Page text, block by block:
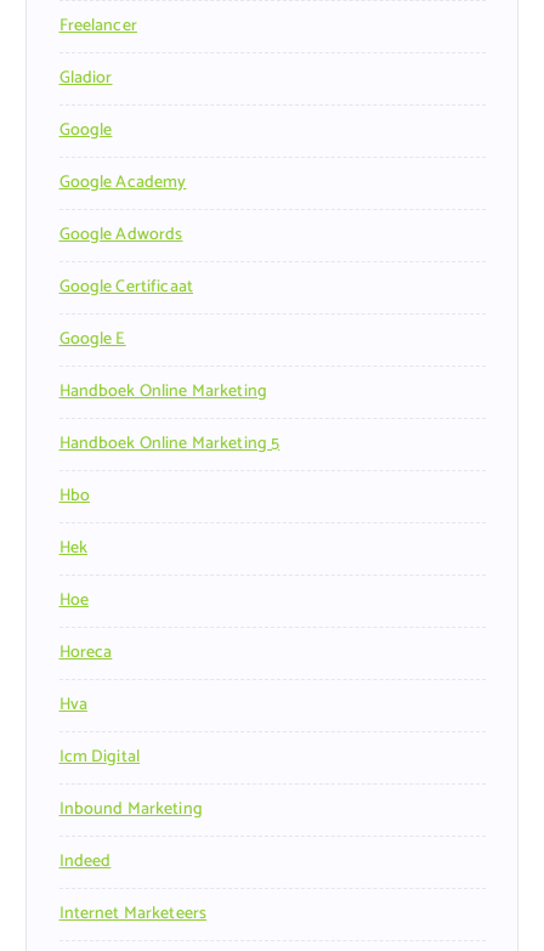
Freelancer
Gladior
Google
Google Academy
Google Adwords
Google Certificaat
Google E
Handboek Online Marketing
Handboek Online Marketing 5
Hbo
Hek
Hoe
Horeca
Hva
Icm Digital
Inbound Marketing
Indeed
Internet Marketeers